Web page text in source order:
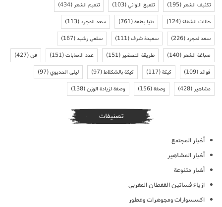
تكثيف الشعر(195) تلميع الاواني(103) تنعيم الشعر(434)
حالات الشفاء(124) دنيا بطمة(761) سعد المجرد(113)
سعد لمجرد(226) سعيدة شرف(111) سلمى رشيد(167)
صباغة الشعر(140) طريقة التحضير(151) عدد الاصابات(151) فن(427)
فوائد(109) كيكة(117) كيكة بالشكلاط(97) ليلى الحديوي(97)
مشاهير(428) وصفة(156) وصفة لزيادة الوزن(138)
تصنيفات
أخبار المجتمع
أخبار المشاهير
أخبار متنوعة
ازياء فساتين القفطان المغربي
اكسسوارات ومجوهرات وعطور